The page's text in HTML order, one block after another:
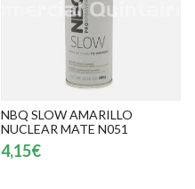
NBQ SLOW AMARILLO
NUCLEAR MATE N051
4,15€